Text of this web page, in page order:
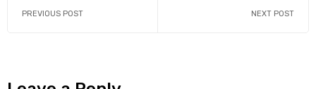
PREVIOUS POST NEXT POST